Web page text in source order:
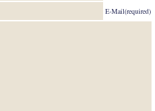
E-Mail(required)